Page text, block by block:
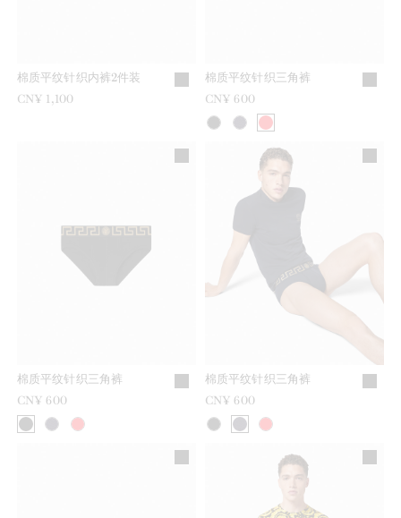
棉质平纹针织内裤2件装
CN¥ 1,100
棉质平纹针织三角裤
CN¥ 600
棉质平纹针织三角裤
CN¥ 600
棉质平纹针织三角裤
CN¥ 600